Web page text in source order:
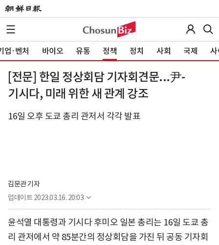
업·벤처 바이오 유통 정책 정치 사회 국제 사
[전문] 한일 정상회담 기자회견문...尹-
기시다, 미래 위한 새 관계 강조
16일 오후 도쿄 총리 관저서 각각 발표
김문관 기자
업데이트 2023.03.16. 20:03
윤석열 대통령과 기시다 후미오 일본 총리는 16일 도쿄 총
리 관저에서 약 85분간의 정상회담을 가진 뒤 공동 기자회